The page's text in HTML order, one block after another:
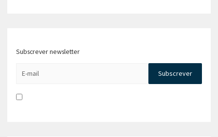
Subscrever newsletter